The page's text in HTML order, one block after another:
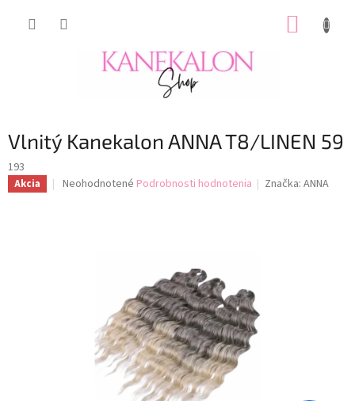
Vlnitý Kanekalon ANNA T8/LINEN 59
193
Akcia
Priemerné
Neohodnotené Podrobnosti hodnotenia Značka:ANNA